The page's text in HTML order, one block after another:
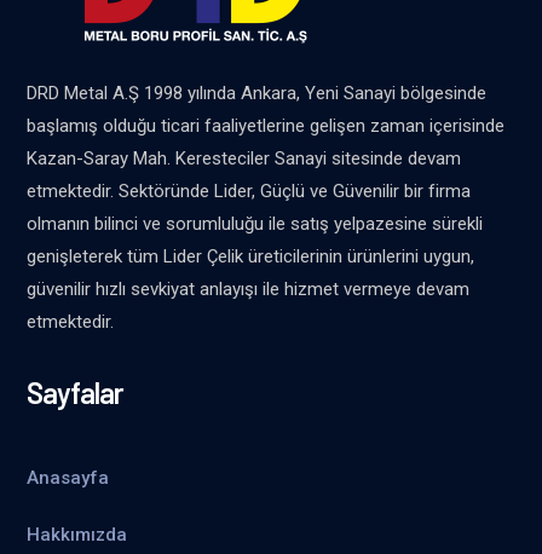
DRD Metal A.Ş 1998 yılında Ankara, Yeni Sanayi bölgesinde
başlamış olduğu ticari faaliyetlerine gelişen zaman içerisinde
Kazan-Saray Mah. Keresteciler Sanayi sitesinde devam
etmektedir. Sektöründe Lider, Güçlü ve Güvenilir bir firma
olmanın bilinci ve sorumluluğu ile satış yelpazesine sürekli
genişleterek tüm Lider Çelik üreticilerinin ürünlerini uygun,
güvenilir hızlı sevkiyat anlayışı ile hizmet vermeye devam
etmektedir.
Sayfalar
Anasayfa
Hakkımızda